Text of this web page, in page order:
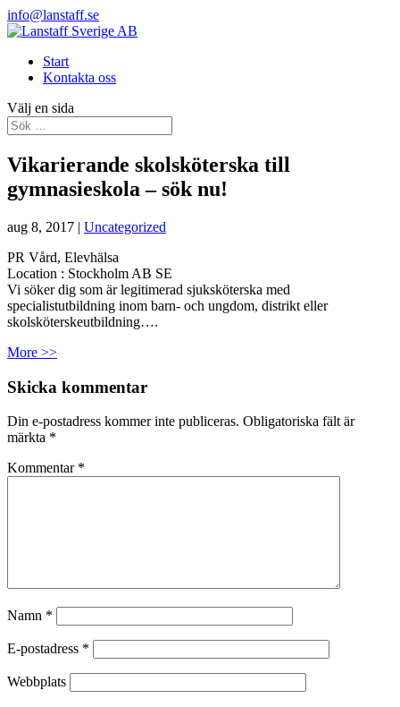
info@lanstaff.se
Start
Kontakta oss
Välj en sida
Vikarierande skolsköterska till
gymnasieskola – sök nu!
aug 8, 2017 | Uncategorized
PR Vård, Elevhälsa
Location : Stockholm AB SE
Vi söker dig som är legitimerad sjuksköterska med
specialistutbildning inom barn- och ungdom, distrikt eller
skolsköterskeutbildning….
More >>
Skicka kommentar
Din e-postadress kommer inte publiceras. Obligatoriska fält är
märkta *
Kommentar *
Namn *
E-postadress *
Webbplats